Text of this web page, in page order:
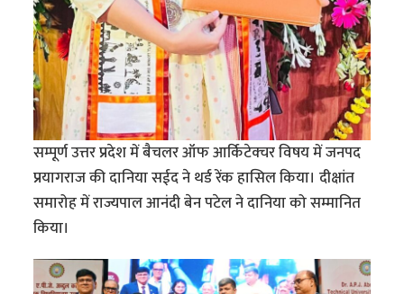
सम्पूर्ण उत्तर प्रदेश में बैचलर ऑफ आर्किटेक्चर विषय में जनपद
प्रयागराज की दानिया सईद ने थर्ड रेंक हासिल किया। दीक्षांत
समारोह में राज्यपाल आनंदी बेन पटेल ने दानिया को सम्मानित
किया।